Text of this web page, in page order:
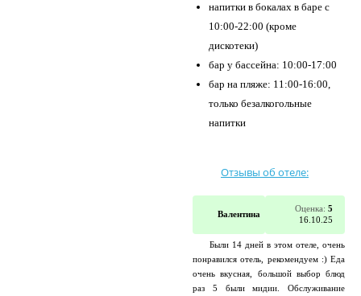
напитки в бокалах в баре с
10:00-22:00 (кроме
дискотеки)
бар у бассейна: 10:00-17:00
бар на пляже: 11:00-16:00,
только безалкогольные
напитки
Отзывы об отеле:
Валентина
Оценка: 5
16.10.25
Были 14 дней в этом отеле, очень
понравился отель, рекомендуем :) Еда
очень вкусная, большой выбор блюд
раз 5 были мидии. Обслуживание